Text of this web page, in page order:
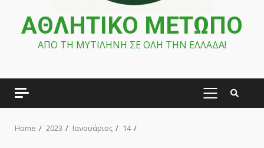
ΑΘΛΗΤΙΚΟ ΜΕΤΩΠΟ
ΑΠΟ ΤΗ ΜΥΤΙΛΗΝΗ ΣΕ ΟΛΗ ΤΗΝ ΕΛΛΑΔΑ!
PRIMARY
Home 2023 Ιανουάριος 14